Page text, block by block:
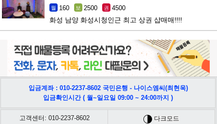
월 160 보 2500 권 4500
화성 남양 화성시청인근 최고 상권 샵매매!!!!
입금계좌 : 010-2237-8602 국민은행 - 나이스엠씨(최현욱)
입금확인시간 ( 월~일요일 09:00 ~ 24:00까지 )
고객센터: 010-2237-8602 다크모드